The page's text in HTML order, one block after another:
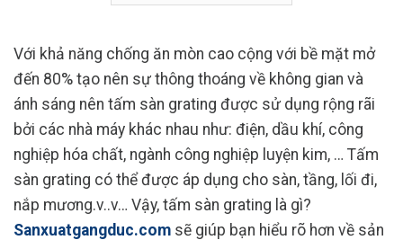
Với khả năng chống ăn mòn cao cộng với bề mặt mở
đến 80% tạo nên sự thông thoáng về không gian và
ánh sáng nên tấm sàn grating được sử dụng rộng rãi
bởi các nhà máy khác nhau như: điện, dầu khí, công
nghiệp hóa chất, ngành công nghiệp luyện kim, … Tấm
sàn grating có thể được áp dụng cho sàn, tầng, lối đi,
nắp mương.v..v… Vậy, tấm sàn grating là gì?
Sanxuatgangduc.com sẽ giúp bạn hiểu rõ hơn về sản